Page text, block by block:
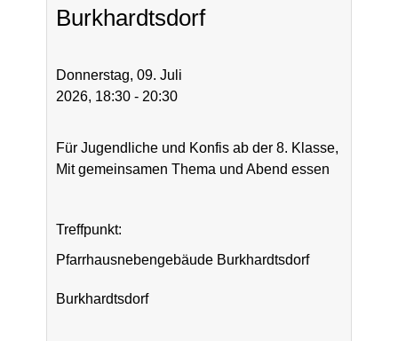
Burkhardtsdorf
Donnerstag, 09. Juli
2026, 18:30 - 20:30
Für Jugendliche und Konfis ab der 8. Klasse,
Mit gemeinsamen Thema und Abend essen
Treffpunkt:
Pfarrhausnebengebäude Burkhardtsdorf
Burkhardtsdorf